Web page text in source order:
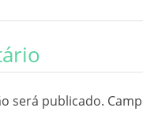
será publicado.